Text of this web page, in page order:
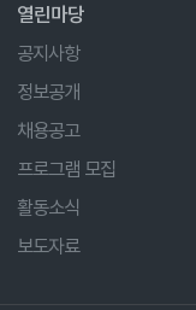
열린마당
공지사항
정보공개
채용공고
프로그램 모집
활동소식
보도자료